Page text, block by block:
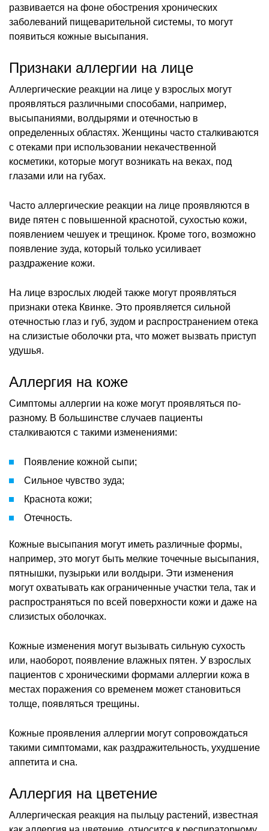
развивается на фоне обострения хронических
заболеваний пищеварительной системы, то могут
появиться кожные высыпания.
Признаки аллергии на лице
Аллергические реакции на лице у взрослых могут
проявляться различными способами, например,
высыпаниями, волдырями и отечностью в
определенных областях. Женщины часто сталкиваются
с отеками при использовании некачественной
косметики, которые могут возникать на веках, под
глазами или на губах.
Часто аллергические реакции на лице проявляются в
виде пятен с повышенной краснотой, сухостью кожи,
появлением чешуек и трещинок. Кроме того, возможно
появление зуда, который только усиливает
раздражение кожи.
На лице взрослых людей также могут проявляться
признаки отека Квинке. Это проявляется сильной
отечностью глаз и губ, зудом и распространением отека
на слизистые оболочки рта, что может вызвать приступ
удушья.
Аллергия на коже
Симптомы аллергии на коже могут проявляться по-
разному. В большинстве случаев пациенты
сталкиваются с такими изменениями:
Появление кожной сыпи;
Сильное чувство зуда;
Краснота кожи;
Отечность.
Кожные высыпания могут иметь различные формы,
например, это могут быть мелкие точечные высыпания,
пятнышки, пузырьки или волдыри. Эти изменения
могут охватывать как ограниченные участки тела, так и
распространяться по всей поверхности кожи и даже на
слизистых оболочках.
Кожные изменения могут вызывать сильную сухость
или, наоборот, появление влажных пятен. У взрослых
пациентов с хроническими формами аллергии кожа в
местах поражения со временем может становиться
толще, появляться трещины.
Кожные проявления аллергии могут сопровождаться
такими симптомами, как раздражительность, ухудшение
аппетита и сна.
Аллергия на цветение
Аллергическая реакция на пыльцу растений, известная